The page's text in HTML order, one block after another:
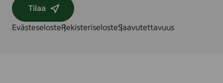
Tilaa
EvästeselosteRekisteriselosteSaavutettavuus